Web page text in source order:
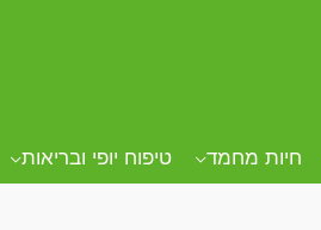
חיות מחמד טיפוח יופי ובריאות